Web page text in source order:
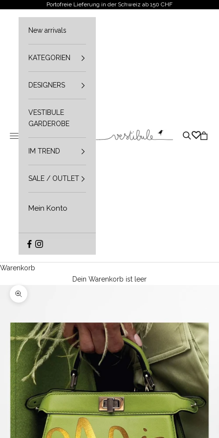
Zum Inhalt springenPortofreie Lieferung in der Schweiz ab 150 CHF
Vestibule
Navigationsmenü öffnen Suche
New arrivals
KATEGORIEN
DESIGNERS
VESTIBULE
GARDEROBE
IM TREND
SALE / OUTLET
Mein Konto
Warenkorb
Dein Warenkorb ist leer
Bild vergrößern